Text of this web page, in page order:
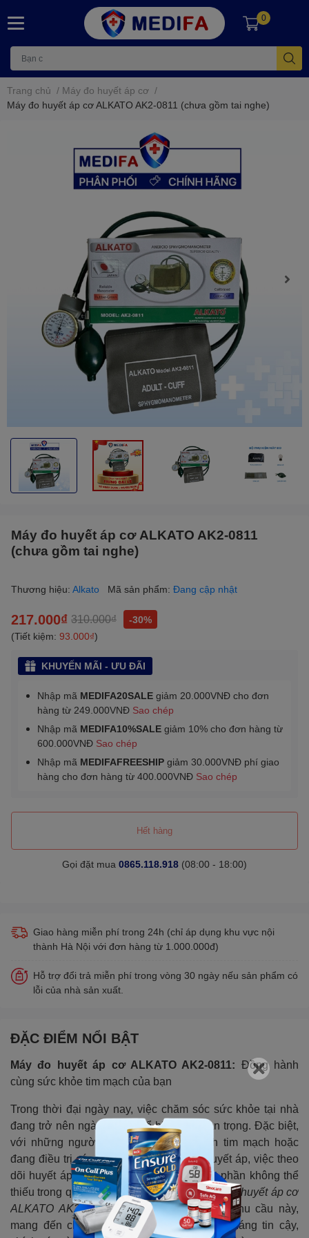
0
Trang chủ / Máy đo huyết áp cơ /
Máy đo huyết áp cơ ALKATO AK2-0811 (chưa gồm tai nghe)
Máy đo huyết áp cơ ALKATO AK2-0811
(chưa gồm tai nghe)
Thương hiệu: Alkato Mã sản phẩm: Đang cập nhật
217.000₫ 310.000₫
-30%
(Tiết kiệm: 93.000₫)
KHUYẾN MÃI - ƯU ĐÃI
Nhập mã MEDIFA20SALE giảm 20.000VNĐ cho đơn
hàng từ 249.000VNĐ Sao chép
Nhập mã MEDIFA10%SALE giảm 10% cho đơn hàng từ
600.000VNĐ Sao chép
Nhập mã MEDIFAFREESHIP giảm 30.000VNĐ phí giao
hàng cho đơn hàng từ 400.000VNĐ Sao chép
Hết hàng
Gọi đặt mua 0865.118.918 (08:00 - 18:00)
Giao hàng miễn phí trong 24h (chỉ áp dụng khu vực nội
thành Hà Nội với đơn hàng từ 1.000.000đ)
Hỗ trợ đổi trả miễn phí trong vòng 30 ngày nếu sản phẩm có
lỗi của nhà sản xuất.
ĐẶC ĐIỂM NỔI BẬT
Máy đo huyết áp cơ ALKATO AK2-0811: Đồng hành
cùng sức khỏe tim mạch của bạn
Trong thời đại ngày nay, việc chăm sóc sức khỏe tại nhà
đang trở nên ngày càng phổ biến và quan trọng. Đặc biệt,
với những người có nguy cơ mắc bệnh tim mạch hoặc
đang điều trị các vấn đề liên quan đến huyết áp, việc theo
dõi huyết áp thường xuyên tại nhà là một phần không thể
thiếu trong quá trình quản lý sức khỏe.Máy đo huyết áp cơ
ALKATO AK2-0811ra đời nhằm đáp ứng nhu cầu này,
mang đến cho người dùng một giải pháp đáng tin cậy,